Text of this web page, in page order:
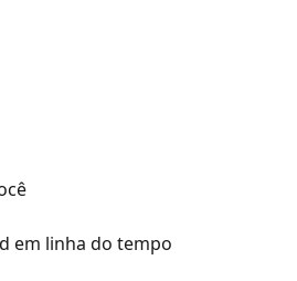
em linha do tempo